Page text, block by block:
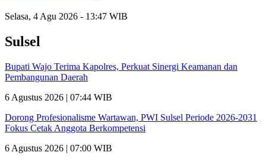
Selasa, 4 Agu 2026 - 13:47 WIB
Sulsel
Bupati Wajo Terima Kapolres, Perkuat Sinergi Keamanan dan
Pembangunan Daerah
6 Agustus 2026 | 07:44 WIB
Dorong Profesionalisme Wartawan, PWI Sulsel Periode 2026-2031
Fokus Cetak Anggota Berkompetensi
6 Agustus 2026 | 07:00 WIB